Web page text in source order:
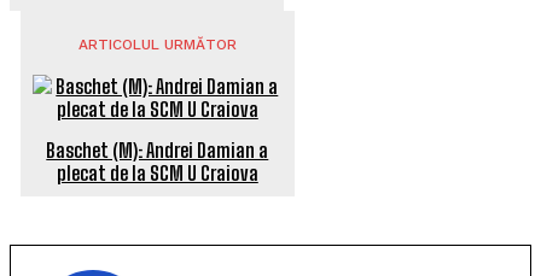
ARTICOLUL URMĂTOR
Baschet (M): Andrei Damian a
plecat de la SCM U Craiova